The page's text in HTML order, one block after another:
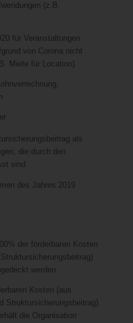
(z.B.
für Veranstaltungen
von Corona nicht
Miete für Location)
als
die durch den
sind.
des Jahres 2019
der förderbaren Kosten
werden.
Kosten (aus
Struktursicherungsbeitrag)
die Organisation